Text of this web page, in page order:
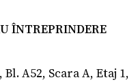
ÎNTREPRINDERE
A52, Scara A, Etaj 1,